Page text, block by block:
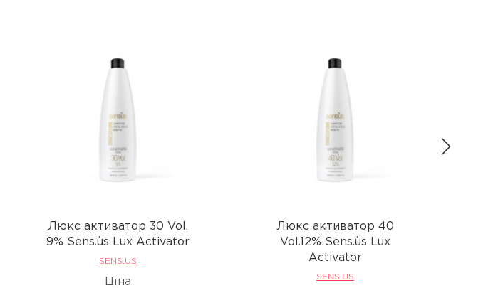
Люкс активатор 30 Vol.
9% Sens.ùs Lux Activator
SENS.US
Ціна
Люкс активатор 40
Vol.12% Sens.ùs Lux
Activator
SENS.US